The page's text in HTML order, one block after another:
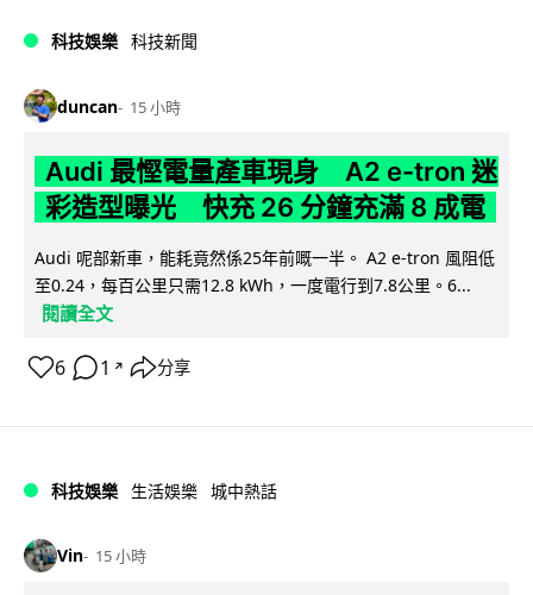
科技娛樂 科技新聞
duncan 15 小時
Audi 最慳電量產車現身 A2 e-tron 迷
彩造型曝光 快充 26 分鐘充滿 8 成電
Audi 呢部新車，能耗竟然係25年前嘅一半。 A2 e-tron 風阻低
至0.24，每百公里只需12.8 kWh，一度電行到7.8公里。6...
閱讀全文
6 1 ↗ 分享
科技娛樂 生活娛樂 城中熱話
Vin 15 小時